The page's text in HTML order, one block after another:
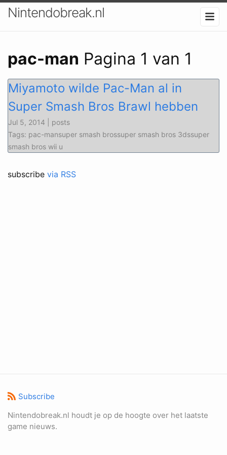
Nintendobreak.nl
pac-man Pagina 1 van 1
Miyamoto wilde Pac-Man al in
Super Smash Bros Brawl hebben
Jul 5, 2014 | posts
Tags: pac-mansuper smash brossuper smash bros 3dssuper
smash bros wii u
subscribe via RSS
Subscribe
Nintendobreak.nl houdt je op de hoogte over het laatste
game nieuws.